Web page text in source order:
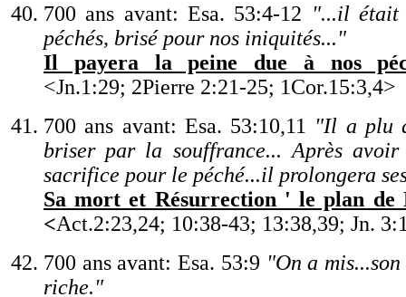
700 ans avant: Esa. 53:4-12 "...il était
péchés, brisé pour nos iniquités..."
Il payera la peine due à nos
<Jn.1:29; 2Pierre 2:21-25; 1Cor.15:3,4>
700 ans avant: Esa. 53:10,11
"Il a plu
briser par la souffrance... Après
sacrifice pour le péché...il prolongera
Sa mort et Résurrection ' le plan de
<Act.2:23,24; 10:38-43; 13:38,39; Jn.
700 ans avant: Esa. 53:9 "On a
riche."